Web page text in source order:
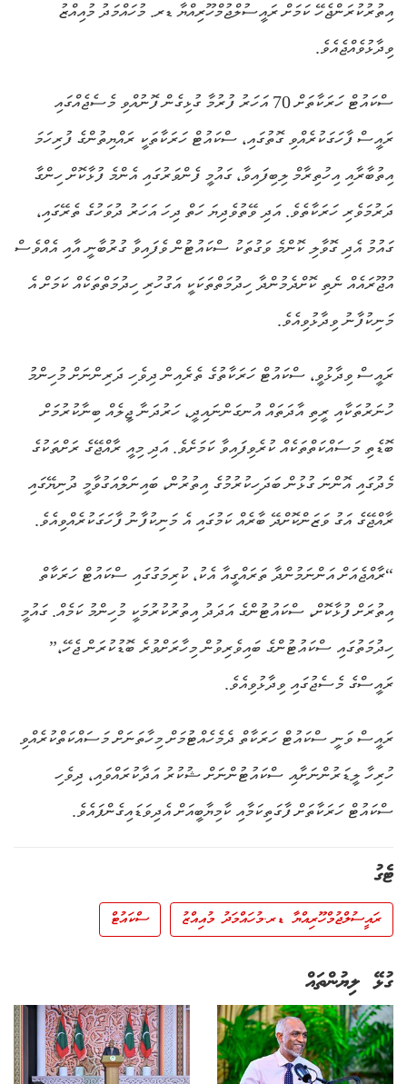
އިތުރުކުރަންޖެހޭ ކަމަށް ރައީސުލްޖުމްހޫރިއްޔާ ޑރ. މުހައްމަދު މުއިއްޒު
ވިދާޅުވެއްޖެއެވެ.
ސްކައުޓް ހަރަކާތަށް 70 އަހަރު ފުރުމާ ގުޅިގެން ފޮނުއްވި މެސެޖެއްގައި
ރައީސް ފާހަގަކުރެއްވި ގޮތުގައި، ސްކައުޓް ހަރަކާތަކީ ރައްޔިތުންގެ ފުރިހަމަ
އިތުބާރާއި އިހުތިރާމް ލިބިފައިވާ، ގައުމީ ފެންވަރުގައި އެންމެ ފުޅާކޮށް ހިންގާ
ދަރުމަވެރި ހަރަކާތެވެ. އަދި ވޭތުވެދިޔަ ހަތް ދިހަ އަހަރު ދުވަހުގެ ތެރޭގައި،
ގައުމު އެދި ގޮވާލި ކޮންމެ ވަގުތަކު ސްކައުޓުން ވެފައިވާ ގުރުބާނީ އާއި އެއްވެސް
އުޖޫރައެއް ނެތި ކޮށްދެމުންދާ ހިދުމަތްތަކަކީ އަގުހުރި ހިދުމަތްތަކެއް ކަމަށް އެ
މަނިކުފާނު ވިދާޅުވިއެވެ.
ރައީސް ވިދާޅުވީ، ސްކައުޓް ހަރަކާތުގެ ތެރެއިން ދިވެހި ދަރިންނަށް މުހިންމު
ހުނަރުތަކާއި ރީތި އާދަތައް އުނގަންނައިދީ، ހަރުދަނާ ޖީލެއް ބިނާކުރުމަށް
ބޮޑެތި މަސައްކަތްތަކެއް ކުރެވިފައިވާ ކަމަށެވެ. އަދި މިއީ ރާއްޖޭގެ ރަށްތަކުގެ
މެދުގައި އޮންނަ ގުޅުން ބަދަހިކުރުމުގެ އިތުރުން، ބައިނަލްއަގުވާމީ ދުނިޔޭގައި
ރާއްޖޭގެ އަގު ވަޒަންކޮށްދޭ ބާރެއް ކަމުގައި އެ މަނިކުފާނު ފާހަގަކުރެއްވިއެވެ.
“ރާއްޖެއަށް އަންނަމުންދާ ތަރައްގީއާ އެކު، ކުރިމަގުގައި ސްކައުޓް ހަރަކާތް
އިތުރަށް ފުޅާކޮށް، ސްކައުޓުންގެ އަދަދު އިތުރުކުރުމަކީ މުހިންމު ކަމެއް. ގައުމީ
ހިދުމަތުގައި ސްކައުޓުންގެ ބައިވެރިވުން މިހާރަށްވުރެ ބޮޑުކުރަން ޖެހޭ،”
ރައީސްގެ މެސެޖުގައި ވިދާޅުވިއެވެ.
ރައީސް ވަނީ ސްކައުޓް ހަރަކާތް ދެމެހެއްޓުމަށް މިހާތަނަށް މަސައްކަތްކުރެއްވި
ހުރިހާ ލީޑަރުންނަށާއި ސްކައުޓުންނަށް ޝުކުރު އަދާކުރައްވައި، ދިވެހި
ސްކައުޓް ހަރަކާތަށް ފާގަތިކަމާއި ކާމިޔާބީއަށް އެދިވަޑައިގެންފައެވެ.
ޓެގު
ރައީސުލްޖުމްހޫރިއްޔާ ޑރ.މުހައްމަދު މުއިއްޒު ސްކައުޓް
ގުޅޭ ލިޔުންތައް